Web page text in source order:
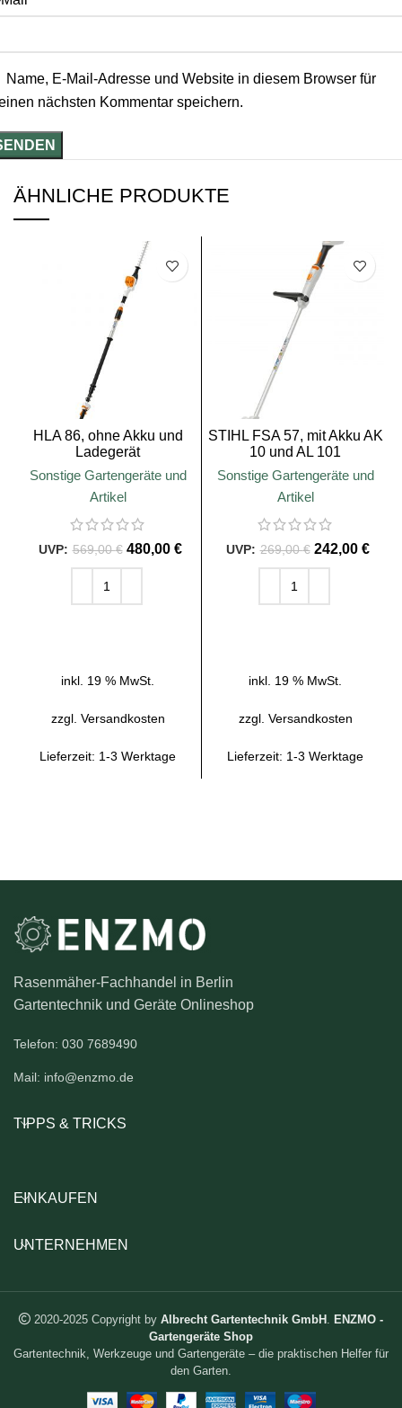
Name, E-Mail-Adresse und Website in diesem Browser für
nächsten Kommentar speichern.
ÄHNLICHE PRODUKTE
HLA 86, ohne Akku und
Ladegerät
Sonstige Gartengeräte und
Artikel
569,00€ 480,00 €
inkl. 19 % MwSt.
zzgl. Versandkosten
Lieferzeit: 1-3 Werktage
STIHL FSA 57, mit Akku AK
10 und AL 101
Sonstige Gartengeräte und
Artikel
269,00€ 242,00 €
inkl. 19 % MwSt.
zzgl. Versandkosten
Lieferzeit: 1-3 Werktage
Rasenmäher-Fachhandel in Berlin
Gartentechnik und Geräte Onlineshop
Telefon: 030 7689490
Mail: info@enzmo.de
TIPPS & TRICKS
EINKAUFEN
UNTERNEHMEN
2020-2025 Copyright by Albrecht Gartentechnik GmbH
ENZMO -
Gartengeräte Shop
Gartentechnik, Werkzeuge und Gartengeräte – die praktischen Helfer für
den Garten.